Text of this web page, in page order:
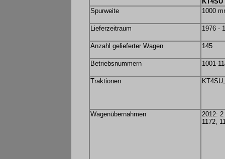
Spurweite
1000
Lieferzeitraum 1976 -
Anzahl gelieferter Wagen 145
Betriebsnummern 1001-
Traktionen
Wagenübernahmen
2012: 2
1172,